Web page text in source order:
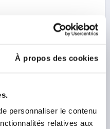
À propos des cookies
personnaliser le contenu
relatives aux